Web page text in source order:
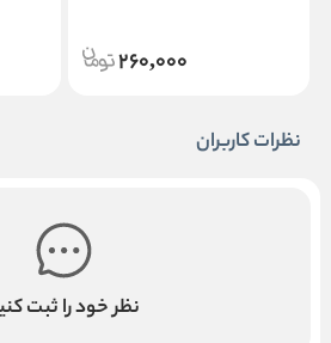
260,000
نظرات کاربران
نظر خود را ثبت